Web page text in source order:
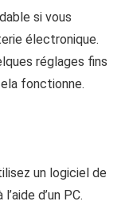
si vous
électronique.
réglages fins
fonctionne.
un logiciel de
d’un PC.